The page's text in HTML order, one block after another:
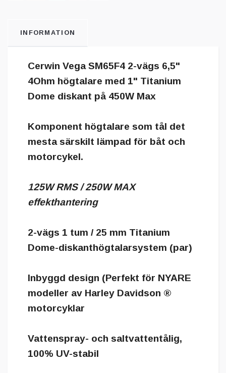
INFORMATION
Cerwin Vega SM65F4 2-vägs 6,5"
4Ohm högtalare med 1" Titanium
Dome diskant på 450W Max
Komponent högtalare som tål det
mesta särskilt lämpad för båt och
motorcykel.
125W RMS / 250W MAX
effekthantering
2-vägs 1 tum / 25 mm Titanium
Dome-diskanthögtalarsystem (par)
Inbyggd design (Perfekt för NYARE
modeller av Harley Davidson ®
motorcyklar
Vattenspray- och saltvattentålig,
100% UV-stabil